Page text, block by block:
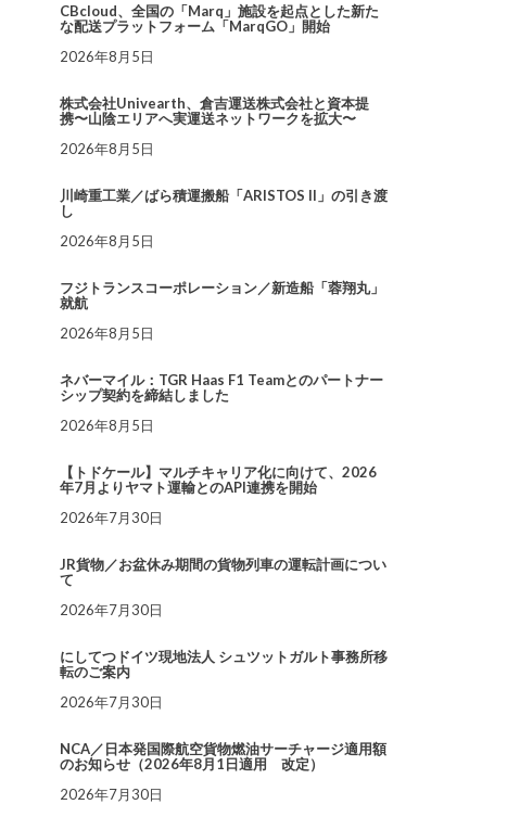
CBcloud、全国の「Marq」施設を起点とした新た
な配送プラットフォーム「MarqGO」開始
2026年8月5日
株式会社Univearth、倉吉運送株式会社と資本提
携〜山陰エリアへ実運送ネットワークを拡大〜
2026年8月5日
川崎重工業／ばら積運搬船「ARISTOS II」の引き渡
し
2026年8月5日
フジトランスコーポレーション／新造船「蓉翔丸」
就航
2026年8月5日
ネバーマイル：TGR Haas F1 Teamとのパートナー
シップ契約を締結しました
2026年8月5日
【トドケール】マルチキャリア化に向けて、2026
年7月よりヤマト運輸とのAPI連携を開始
2026年7月30日
JR貨物／お盆休み期間の貨物列車の運転計画につい
て
2026年7月30日
にしてつドイツ現地法人 シュツットガルト事務所移
転のご案内
2026年7月30日
NCA／日本発国際航空貨物燃油サーチャージ適用額
のお知らせ（2026年8月1日適用 改定）
2026年7月30日